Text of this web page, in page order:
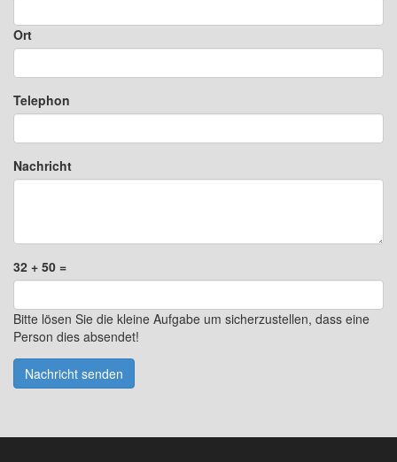
Ort
Telephon
Nachricht
32 + 50 =
Bitte lösen Sie die kleine Aufgabe um sicherzustellen, dass eine
Person dies absendet!
Nachricht senden